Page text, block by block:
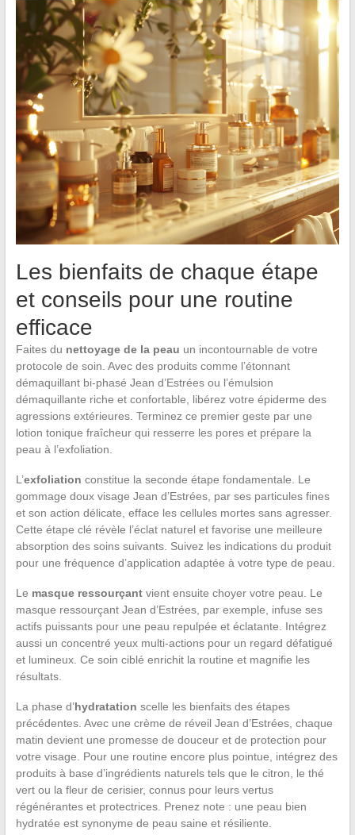
Les bienfaits de chaque étape
et conseils pour une routine
efficace
Faites du nettoyage de la peau un incontournable de votre
protocole de soin. Avec des produits comme l’étonnant
démaquillant bi-phasé Jean d’Estrées ou l’émulsion
démaquillante riche et confortable, libérez votre épiderme des
agressions extérieures. Terminez ce premier geste par une
lotion tonique fraîcheur qui resserre les pores et prépare la
peau à l’exfoliation.
L’exfoliation constitue la seconde étape fondamentale. Le
gommage doux visage Jean d’Estrées, par ses particules fines
et son action délicate, efface les cellules mortes sans agresser.
Cette étape clé révèle l’éclat naturel et favorise une meilleure
absorption des soins suivants. Suivez les indications du produit
pour une fréquence d’application adaptée à votre type de peau.
Le masque ressourçantvient ensuite choyer votre peau. Le
masque ressourçant Jean d’Estrées, par exemple, infuse ses
actifs puissants pour une peau repulpée et éclatante. Intégrez
aussi un concentré yeux multi-actions pour un regard défatigué
et lumineux. Ce soin ciblé enrichit la routine et magnifie les
résultats.
La phase d’hydratation scelle les bienfaits des étapes
précédentes. Avec une crème de réveil Jean d’Estrées, chaque
matin devient une promesse de douceur et de protection pour
votre visage. Pour une routine encore plus pointue, intégrez des
produits à base d’ingrédients naturels tels que le citron, le thé
vert ou la fleur de cerisier, connus pour leurs vertus
régénérantes et protectrices. Prenez note : une peau bien
hydratée est synonyme de peau saine et résiliente.